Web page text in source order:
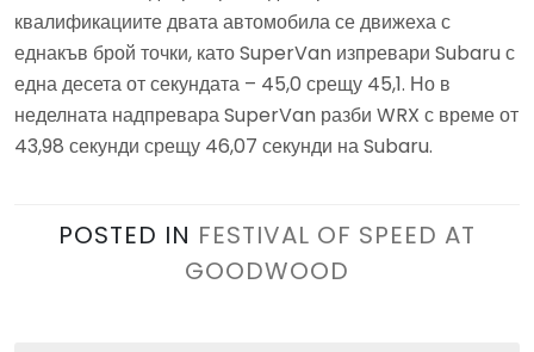
квалификациите двата автомобила се движеха с
еднакъв брой точки, като SuperVan изпревари Subaru с
една десета от секундата – 45,0 срещу 45,1. Но в
неделната надпревара SuperVan разби WRX с време от
43,98 секунди срещу 46,07 секунди на Subaru.
POSTED IN FESTIVAL OF SPEED AT
GOODWOOD